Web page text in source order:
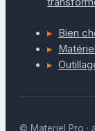
Bien
© Materiel Pro ·